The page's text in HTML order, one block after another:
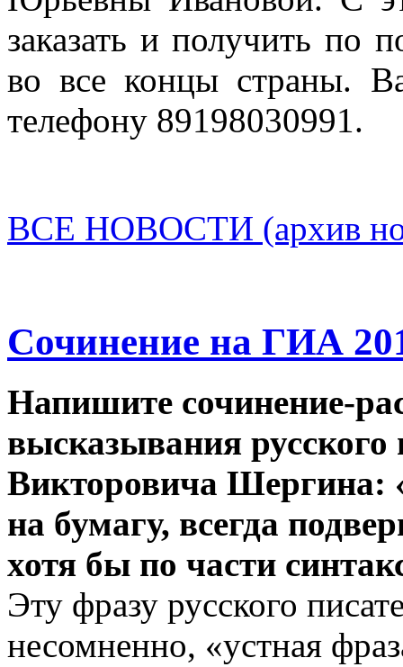
заказать и получить по
во все концы страны.
телефону 89198030991.
ВСЕ НОВОСТИ (архив
Сочинение на ГИА
Напишите сочинение-
высказывания русского
Викторовича Шергина:
на бумагу, всегда
хотя бы по части
Эту фразу русского
несомненно, «устная